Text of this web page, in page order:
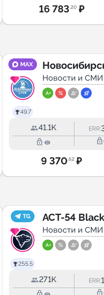
16 783.20 ₽
MAX
49.7
Live
Новости и СМИ
41.1K ERR:
lock_outline lock_outline
9 370.62 ₽
TG
255.5
ACT-54 Black
Новости и СМИ
271K ERR:
lock_outline